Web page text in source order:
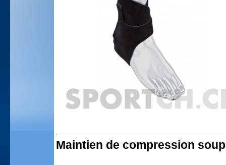
Maintien de compression